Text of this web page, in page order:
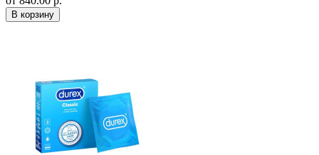
В корзину